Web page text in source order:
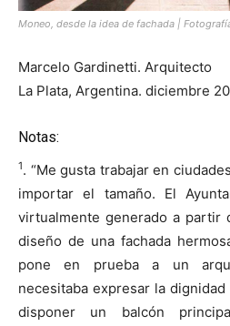
Moneo, desde la idea de fachada |
Marcelo Gardinetti. Arquitecto
La Plata, Argentina. diciembre
Notas:
1. “Me gusta trabajar en
importar el tamaño. El
virtualmente generado a partir
diseño de una fachada
pone en prueba a un
necesitaba expresar la
disponer un balcón